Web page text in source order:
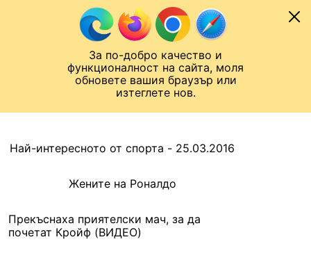
За по-добро качество и
функционалност на сайта, моля
обновете вашия браузър или
изтеглете нов.
Към съдържанието
Лига на Конференциите
Най-интересното от спорта - 25.03.2016
Жените на Роналдо
Прекъснаха приятелски мач, за да
почетат Кройф (ВИДЕО)